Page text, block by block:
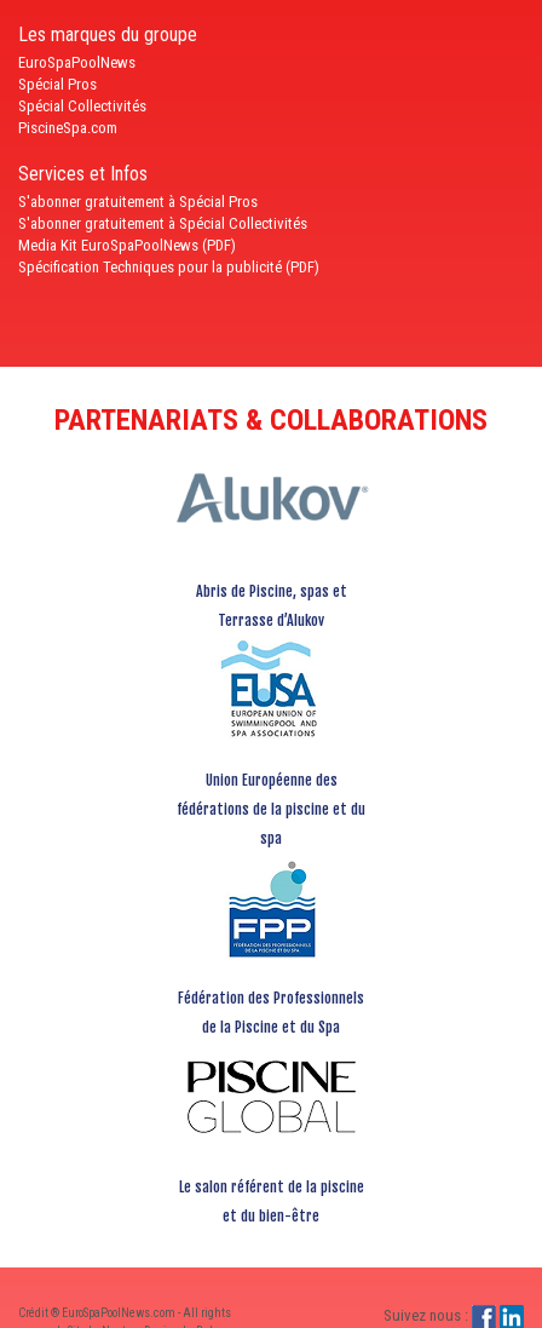
Les marques du groupe
EuroSpaPoolNews
Spécial Pros
Spécial Collectivités
PiscineSpa.com
Services et Infos
S'abonner gratuitement à Spécial Pros
S'abonner gratuitement à Spécial Collectivités
Media Kit EuroSpaPoolNews (PDF)
Spécification Techniques pour la publicité (PDF)
PARTENARIATS & COLLABORATIONS
Abris de Piscine, spas et
Terrasse d’Alukov
Union Européenne des
fédérations de la piscine et du
spa
Fédération des Professionnels
de la Piscine et du Spa
Le salon référent de la piscine
et du bien-être
Crédit ® EuroSpaPoolNews.com - All rights
Suivez nous :